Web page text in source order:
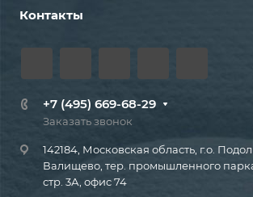
Контакты
+7 (495) 669-68-29
Заказать звонок
142184, Московская область, г.о.
Валищево, тер. промышленного
стр. 3А, офис 74